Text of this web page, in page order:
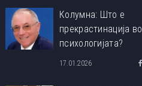
Колумна: Што е
прекрастинација во
психологијата?
17.01.2026